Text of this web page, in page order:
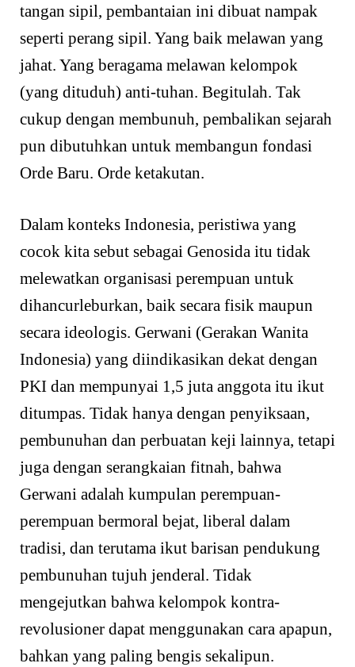
tangan sipil, pembantaian ini dibuat nampak
seperti perang sipil. Yang baik melawan yang
jahat. Yang beragama melawan kelompok
(yang dituduh) anti-tuhan. Begitulah. Tak
cukup dengan membunuh, pembalikan sejarah
pun dibutuhkan untuk membangun fondasi
Orde Baru. Orde ketakutan.
Dalam konteks Indonesia, peristiwa yang
cocok kita sebut sebagai Genosida itu tidak
melewatkan organisasi perempuan untuk
dihancurleburkan, baik secara fisik maupun
secara ideologis. Gerwani (Gerakan Wanita
Indonesia) yang diindikasikan dekat dengan
PKI dan mempunyai 1,5 juta anggota itu ikut
ditumpas. Tidak hanya dengan penyiksaan,
pembunuhan dan perbuatan keji lainnya, tetapi
juga dengan serangkaian fitnah, bahwa
Gerwani adalah kumpulan perempuan-
perempuan bermoral bejat, liberal dalam
tradisi, dan terutama ikut barisan pendukung
pembunuhan tujuh jenderal. Tidak
mengejutkan bahwa kelompok kontra-
revolusioner dapat menggunakan cara apapun,
bahkan yang paling bengis sekalipun.